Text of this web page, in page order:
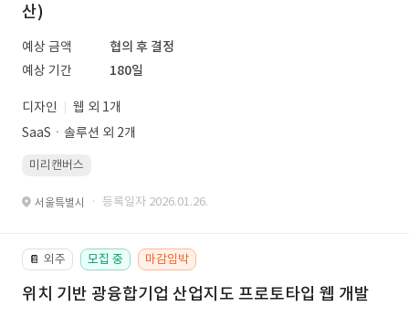
산)
예상 금액
협의 후 결정
예상 기간
180일
디자인
웹 외 1개
SaaSㆍ솔루션 외 2개
미리캔버스
서울특별시 · 등록일자 2026.01.26.
📔 외주 모집 중 마감임박
위치 기반 광융합기업 산업지도 프로토타입 웹 개발